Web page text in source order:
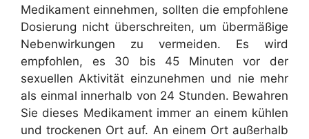
Medikament einnehmen, sollten die empfohlene
Dosierung nicht überschreiten, um übermäßige
Nebenwirkungen zu vermeiden. Es wird
empfohlen, es 30 bis 45 Minuten vor der
sexuellen Aktivität einzunehmen und nie mehr
als einmal innerhalb von 24 Stunden. Bewahren
Sie dieses Medikament immer an einem kühlen
und trockenen Ort auf. An einem Ort außerhalb